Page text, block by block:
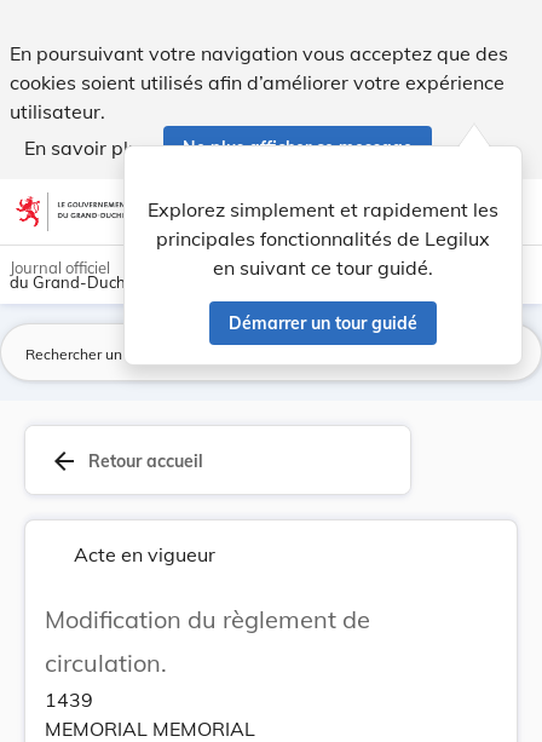
En poursuivant votre navigation vous acceptez que des
cookies soient utilisés afin d’améliorer votre expérience
utilisateur.
En savoir plus
Ne plus afficher ce message
Aller au contenu account_circle help Aide
Explorez simplement et rapidement les
principales fonctionnalités de Legilux
en suivant ce tour guidé.
Démarrer un tour guidé
light_mode dark_mode
Journal officiel
du Grand-Duché de Luxembourg
arrow_back Retour accueil
Acte en vigueur
Modification du règlement de
circulation.
1439
MEMORIAL MEMORIAL